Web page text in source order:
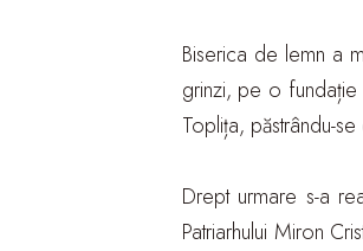
Biserica de lemn a
grinzi, pe o
Toplița, păstrându-
Drept urmare s-a
Patriarhului Miron